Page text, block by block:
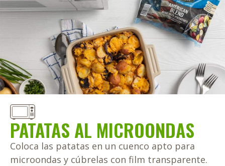
PATATAS AL MICROONDAS
Coloca las patatas en un cuenco apto para
microondas y cúbrelas con film transparente.